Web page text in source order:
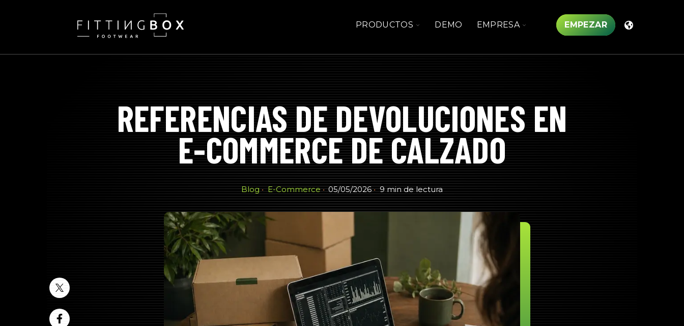
PRODUCTOS TOGGLE
DEMO EMPRESA TOGGLE
CHILDREN
EMPEZAR
REFERENCIAS DE DEVOLUCIONES EN
E-COMMERCE DE CALZADO
Blog E-Commerce 05/05/2026 9 min de lectura